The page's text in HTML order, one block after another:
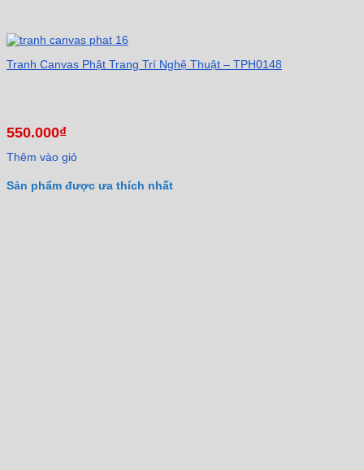
Tranh Canvas Phật Trang Trí Nghệ Thuật – TPH0148
550.000₫
Thêm vào giỏ
Sản phẩm được ưa thích nhất